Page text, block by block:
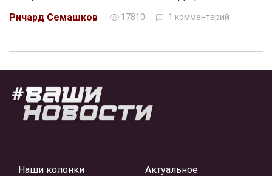
Ричард Семашков
17810 1 комментарий
Наши колонки
Актуальное